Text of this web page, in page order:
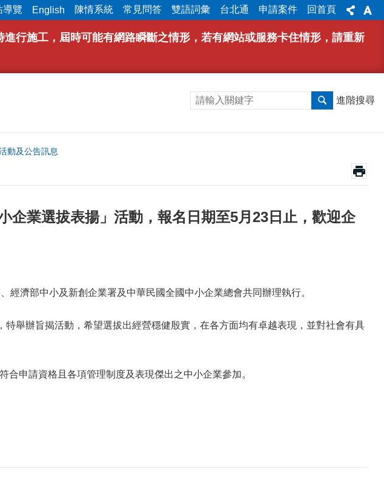
導覽 English 陳情系統 常見問答 雙語詞彙 台北通 申請案件 回首頁
行施工，屆時可能有網路瞬斷之情形，若有網站或服務卡住情形，請重新
進階搜尋
動及公告訊息
企業選拔表揚」活動，報名日期至5月23日止，歡迎企
濟部中小及新創企業署及中華民國全國中小企業總會共同辦理執行。
舉辦旨揭活動，希望選拔出經營穩健殷實，在各方面均有卓越表現，並對社會有具
申請資格且各項管理制度及表現傑出之中小企業參加。